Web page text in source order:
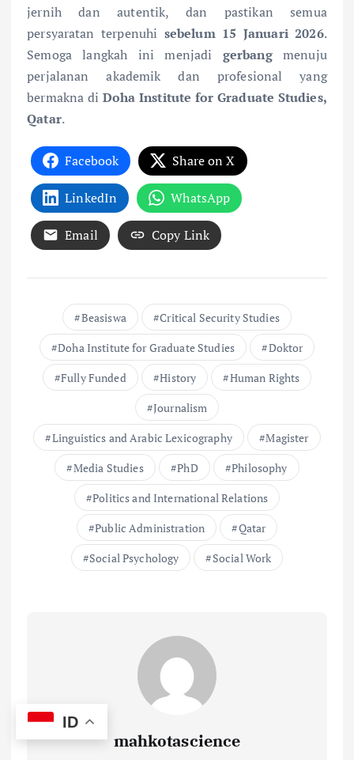
jernih dan autentik, dan pastikan semua
persyaratan terpenuhi sebelum 15 Januari 2026.
Semoga langkah ini menjadi gerbangmenuju
perjalanan akademik dan profesional yang
bermakna di Doha Institute for Graduate Studies,
Qatar.
Facebook Share on X
LinkedIn WhatsApp
Email Copy Link
Beasiswa
Critical Security Studies
Doha Institute for Graduate Studies
Doktor
Fully Funded
History
Human Rights
Journalism
Linguistics and Arabic Lexicography
Magister
Media Studies
PhD
Philosophy
Politics and International Relations
Public Administration
Qatar
Social Psychology
Social Work
mahkotascience
ID